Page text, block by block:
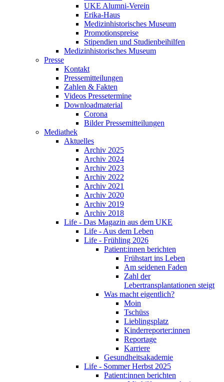
UKE Alumni-Verein
Erika-Haus
Medizinhistorisches Museum
Promotionspreise
Stipendien und Studienbeihilfen
Medizinhistorisches Museum
Presse
Kontakt
Pressemitteilungen
Zahlen & Fakten
Videos Pressetermine
Downloadmaterial
Corona
Bilder Pressemitteilungen
Mediathek
Aktuelles
Archiv 2025
Archiv 2024
Archiv 2023
Archiv 2022
Archiv 2021
Archiv 2020
Archiv 2019
Archiv 2018
Life - Das Magazin aus dem UKE
Life - Aus dem Leben
Life - Frühling 2026
Patient:innen berichten
Frühstart ins Leben
Am seidenen Faden
Zahl der
Lebertransplantationen steigt
Was macht eigentlich?
Moin
Tschüss
Lieblingsplatz
Kinderreporter:innen
Reportage
Karriere
Gesundheitsakademie
Life - Sommer Herbst 2025
Patient:innen berichten